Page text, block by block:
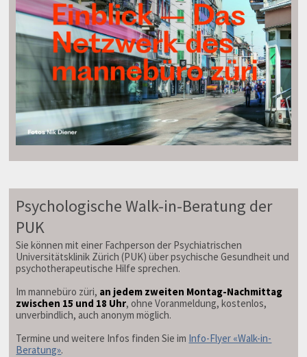
Psychologische Walk-in-Beratung der
PUK
Sie können mit einer Fachperson der Psychiatrischen
Universitätsklinik Zürich (PUK) über psychische Gesundheit und
psychotherapeutische Hilfe sprechen.
Im mannebüro züri, an jedem zweiten Montag-Nachmittag
zwischen 15 und 18 Uhr, ohne Voranmeldung, kostenlos,
unverbindlich, auch anonym möglich.
Termine und weitere Infos finden Sie im Info-Flyer «Walk-in-
Beratung».